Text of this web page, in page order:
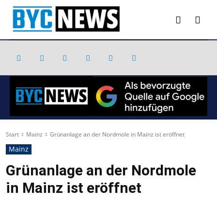
Start Mainz Grünanlage an der Nordmole in Mainz ist eröffnet
Mainz
Grünanlage an der Nordmole
in Mainz ist eröffnet